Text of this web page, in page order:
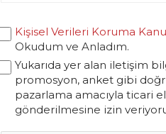
Kişisel Verileri Koruma
Okudum ve Anladım.
Yukarıda yer alan iletişim
promosyon, anket gibi
pazarlama amacıyla ticari
gönderilmesine izin